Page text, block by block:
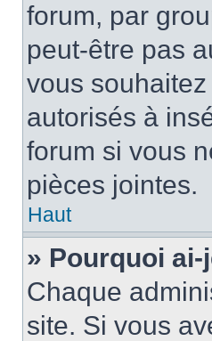
forum, par
peut-être pas
vous
autorisés à
forum si vous
pièces jointes.
Haut
» Pourquoi
Chaque
site. Si vous